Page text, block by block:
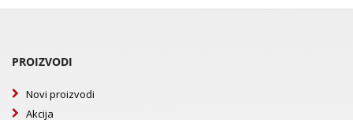
PROIZVODI
Novi proizvodi
Akcija